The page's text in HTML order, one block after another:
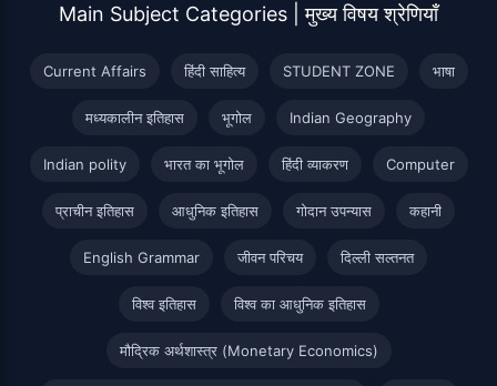
Main Subject Categories | मुख्य विषय श्रेणियाँ
Current Affairs हिंदी साहित्य STUDENT ZONE भाषा
मध्यकालीन इतिहास भूगोल Indian Geography
Indian polity भारत का भूगोल हिंदी व्याकरण Computer
प्राचीन इतिहास आधुनिक इतिहास गोदान उपन्यास कहानी
English Grammar जीवन परिचय दिल्ली सल्तनत
विश्व इतिहास विश्व का आधुनिक इतिहास
मौद्रिक अर्थशास्त्र (Monetary Economics)